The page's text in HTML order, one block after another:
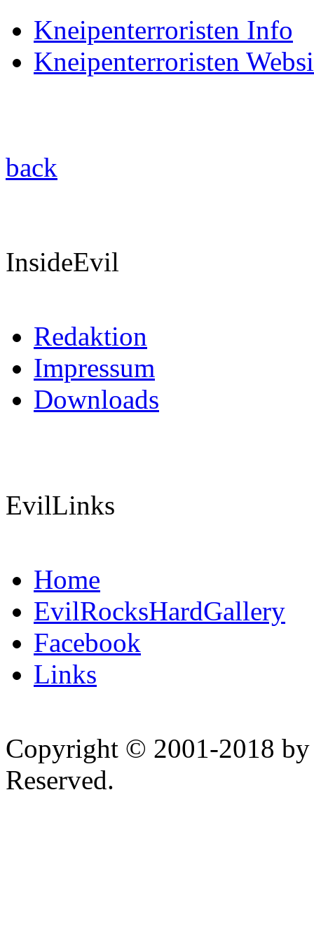
Kneipenterroristen Info
Kneipenterroristen
back
InsideEvil
Redaktion
Impressum
Downloads
EvilLinks
Home
EvilRocksHardGallery
Facebook
Links
Copyright © 2001-2018
Reserved.